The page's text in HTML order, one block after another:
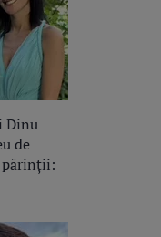
Dinu
de
părinții: